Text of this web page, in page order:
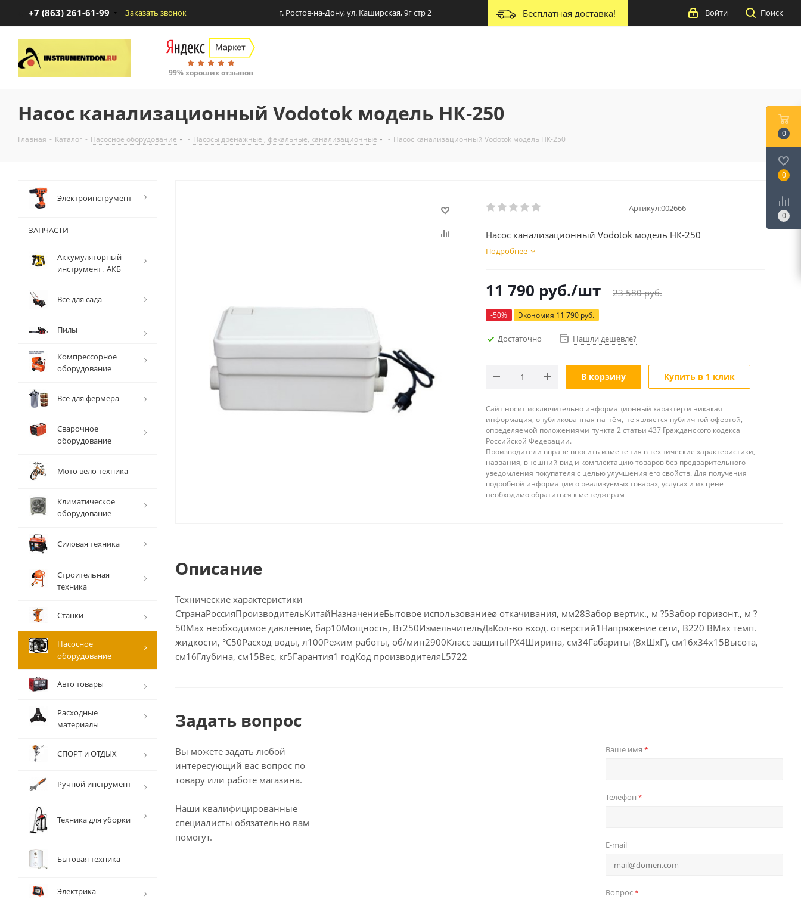
+7 (863) 261-61-99 Заказать звонок г. Ростов-на-Дону, ул. Каширская, 9г стр 2 Бесплатная доставка! Поиск
Войти
99% хороших отзывов
Насос канализационный Vodotok модель НК-250
Главная - Каталог - Насосное оборудование - Насосы дренажные , фекальные, канализационные - Насос канализационный Vodotok модель НК-250
Артикул:002666
Насос канализационный Vodotok модель НК-250
Подробнее
11 790 руб./шт 23 580руб.
-50% Экономия 11 790 руб.
Достаточно Нашли дешевле?
В корзину Купить в 1 клик
Сайт носит исключительно информационный характер и никакая
информация, опубликованная на нём, не является публичной офертой,
определяемой положениями пункта 2 статьи 437 Гражданского кодекса
Российской Федерации.
Производители вправе вносить изменения в технические характеристики,
названия, внешний вид и комплектацию товаров без предварительного
уведомления покупателя с целью улучшения его свойств. Для получения
подробной информации о реализуемых товарах, услугах и их цене
необходимо обратиться к менеджерам
Описание
Технические характеристики
СтранаРоссияПроизводительКитайНазначениеБытовое использованиеø откачивания, мм28Забор вертик., м ?5Забор горизонт., м ?
50Max необходимое давление, бар10Мощность, Вт250ИзмельчительДаКол-во вход. отверстий1Напряжение сети, В220 ВMax темп.
жидкости, °С50Расход воды, л100Режим работы, об/мин2900Класс защитыIPX4Ширина, см34Габариты (ВхШхГ), см16х34х15Высота,
см16Глубина, см15Вес, кг5Гарантия1 годКод производителяL5722
Задать вопрос
Вы можете задать любой
интересующий вас вопрос по
товару или работе магазина.
Наши квалифицированные
специалисты обязательно вам
помогут.
Ваше имя *
Телефон *
E-mail
Вопрос*
Электроинструмент
ЗАПЧАСТИ
Аккумуляторный
инструмент , АКБ
Все для сада
Пилы
Компрессорное
оборудование
Все для фермера
Сварочное
оборудование
Мото вело техника
Климатическое
оборудование
Силовая техника
Строительная
техника
Станки
Насосное
оборудование
Авто товары
Расходные
материалы
СПОРТ и ОТДЫХ
Ручной инструмент
Техника для уборки
Бытовая техника
Электрика
0
0
0